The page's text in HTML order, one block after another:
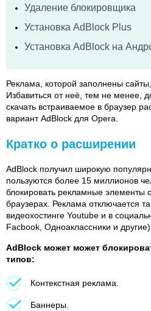
Удаление блокировщика
Установка AdBlock Plus
Установка AdBlock на
Реклама, которой заполнены
Избавиться от неё, тем не менее,
скачать встраиваемое в браузер
вариант AdBlock для Opera.
Кратко о расширении
AdBlock получил широкую
пользуются более 15 миллионов
блокировать рекламные элементы
браузерах. Реклама отключается
видеохостинге Youtube и в
Facbook, Одноаклассники и другие).
AdBlock может может
типов:
Контекстная реклама.
Баннеры.